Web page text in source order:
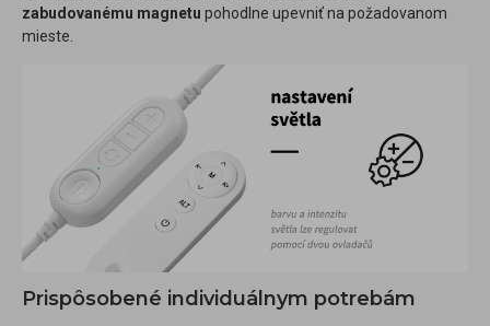
zabudovanému magnetu pohodlne upevniť na požadovanom
mieste.
Prispôsobené individuálnym potrebám